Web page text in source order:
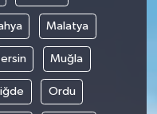
Malatya
Muğla
Ordu